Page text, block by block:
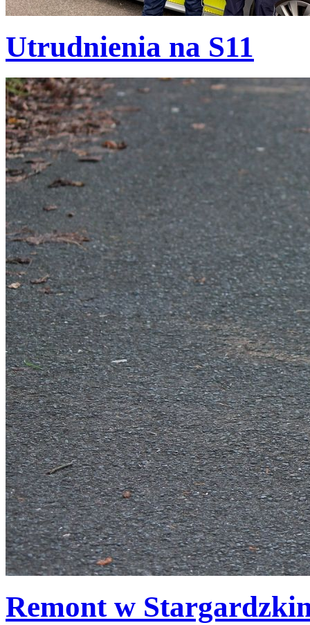
Utrudnienia na S11
Remont w